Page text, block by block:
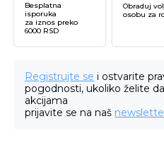
Besplatna
isporuka
za iznos preko
6000 RSD
Obraduj
osobu za
Registrujte se i ostvarite
pogodnosti, ukoliko želite
akcijama
prijavite se na naš